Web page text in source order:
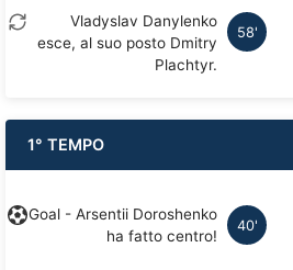
58'
Vladyslav Danylenko
esce, al suo posto Dmitry
Plachtyr.
1° TEMPO
40'
Goal - Arsentii Doroshenko
ha fatto centro!